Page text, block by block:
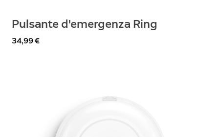
Pulsante d'emergenza Ring
34,99 €